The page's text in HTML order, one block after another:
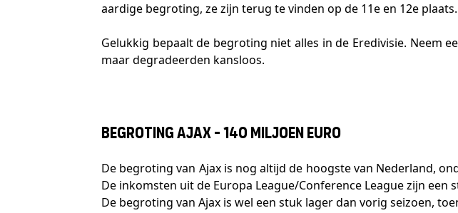
aardige begroting, ze zijn terug te vinden op de 11e en 12e plaats.
Gelukkig bepaalt de begroting niet alles in de Eredivisie. Neem
maar degradeerden kansloos.
Begroting Ajax - 140 miljoen euro
De begroting van Ajax is nog altijd de hoogste van Nederland,
De inkomsten uit de Europa League/Conference League zijn een
De begroting van Ajax is wel een stuk lager dan vorig seizoen,